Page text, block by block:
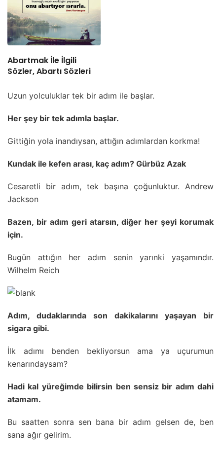
Abartmak İle İlgili
Sözler, Abartı Sözleri
Uzun yolculuklar tek bir adım ile başlar.
Her şey bir tek adımla başlar.
Gittiğin yola inandıysan, attığın adımlardan korkma!
Kundak ile kefen arası, kaç adım? Gürbüz Azak
Cesaretli bir adım, tek başına çoğunluktur. Andrew
Jackson
Bazen, bir adım geri atarsın, diğer her şeyi korumak
için.
Bugün attığın her adım senin yarınki yaşamındır.
Wilhelm Reich
Adım, dudaklarında son dakikalarını yaşayan bir
sigara gibi.
İlk adımı benden bekliyorsun ama ya uçurumun
kenarındaysam?
Hadi kal yüreğimde bilirsin ben sensiz bir adım dahi
atamam.
Bu saatten sonra sen bana bir adım gelsen de, ben
sana ağır gelirim.